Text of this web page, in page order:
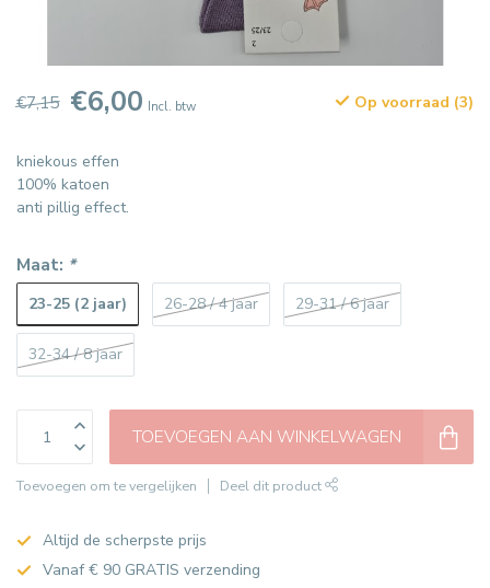
€7,15 €6,00 Incl. btw Op voorraad (3)
kniekous effen
100% katoen
anti pillig effect.
Maat: *
23-25 (2 jaar) 26-28 / 4 jaar 29-31 / 6 jaar
32-34 / 8 jaar
TOEVOEGEN AAN WINKELWAGEN
Toevoegen om te vergelijken Deel dit product
Altijd de scherpste prijs
Vanaf € 90 GRATIS verzending